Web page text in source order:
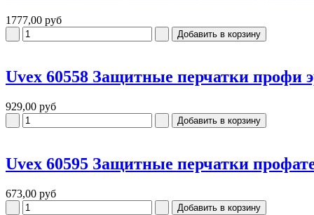
1777,00 руб
Uvex 60558 Защитные перчатки профи
929,00 руб
Uvex 60595 Защитные перчатки
673,00 руб